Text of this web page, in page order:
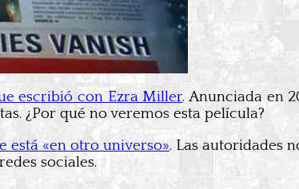
escribió con Ezra Miller. Anunciada en
¿Por qué no veremos esta película?
está «en otro universo». Las autoridades
sociales.